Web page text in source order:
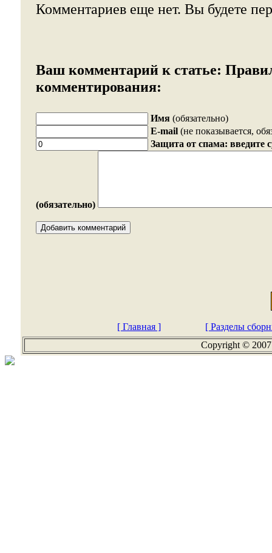
Комментариев еще нет. Вы будете
Ваш комментарий к статье:
комментирования:
Имя (обязательно)
E-mail (не показывается,
Защита от спама: введите
(обязательно)
[ Главная ]
[ Разделы
Copyright ©